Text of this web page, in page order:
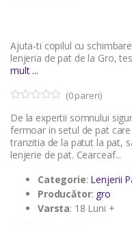
Ajuta-ti copilul cu
lenjeria de pat de la Gro,
mult ...
o
u
t
o
f
(0pareri)
De la expertii somnului
fermoar in setul de pat
tranzitia de la patut la pat,
lenjerie de pat. Cearceaf...
Categorie: Lenjerii
Producător: gro
Varsta: 18 Luni +